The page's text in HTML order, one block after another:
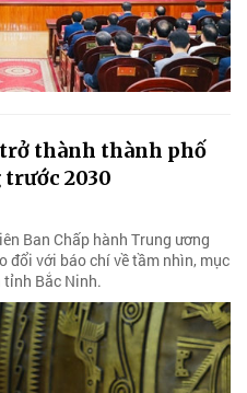
thành thành phố
2030
Ban Chấp hành Trung ương
đổi với báo chí về tầm nhìn, mục
Bắc Ninh.